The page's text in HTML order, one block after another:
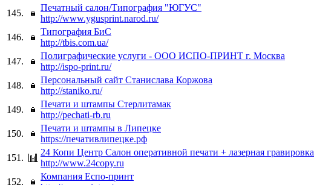
145.
Печатный салон/Типография "ЮГУС"
http://www.ygusprint.narod.ru/
146.
Типография БиС
http://tbis.com.ua/
147.
Полиграфические услуги - ООО ИСПО-ПРИНТ г. Москва
http://ispo-print.ru/
148.
Персональный сайт Станислава Коржова
http://staniko.ru/
149.
Печати и штампы Стерлитамак
http://pechati-rb.ru
150.
Печати и штампы в Липецке
https://печативлипецке.рф
151.
24 Копи Центр Салон оперативной печати + лазерная гравировка
http://www.24copy.ru
152.
Компания Еспо-принт